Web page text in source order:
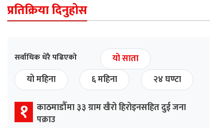
प्रतिक्रिया दिनुहोस
सर्वाधिक धेरै पढिएको
यो साता
यो महिना
६ महिना २४ घण्टा
१
काठमाडौँमा ३३ ग्राम खैरो हिरोइनसहित दुई जना
पक्राउ